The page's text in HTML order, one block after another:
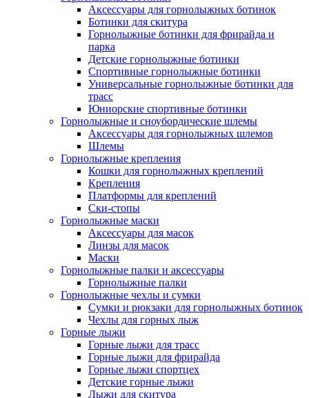
Аксессуары для горнолыжных ботинок
Ботинки для скитура
Горнолыжные ботинки для фрирайда и
парка
Детские горнолыжные ботинки
Спортивные горнолыжные ботинки
Универсальные горнолыжные ботинки для
трасс
Юниорские спортивные ботинки
Горнолыжные и сноубордические шлемы
Аксессуары для горнолыжных шлемов
Шлемы
Горнолыжные крепления
Кошки для горнолыжных креплений
Крепления
Платформы для креплений
Ски-стопы
Горнолыжные маски
Аксессуары для масок
Линзы для масок
Маски
Горнолыжные палки и аксессуары
Горнолыжные палки
Горнолыжные чехлы и сумки
Сумки и рюкзаки для горнолыжных ботинок
Чехлы для горных лыж
Горные лыжи
Горные лыжи для трасс
Горные лыжи для фрирайда
Горные лыжи спортцех
Детские горные лыжи
Лыжи для скитура